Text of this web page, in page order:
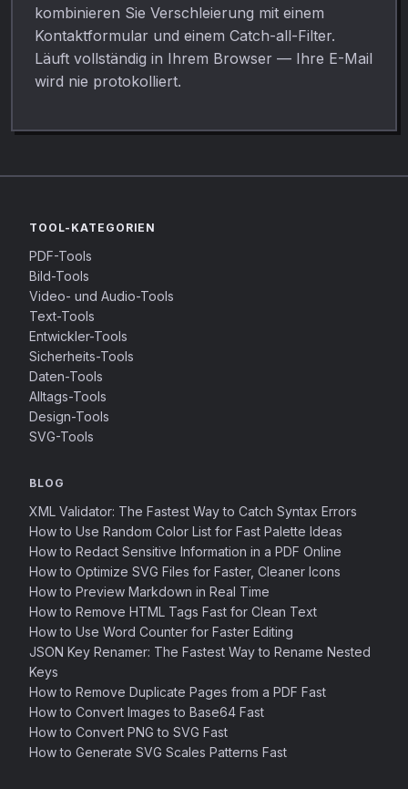
kombinieren Sie Verschleierung mit einem
Kontaktformular und einem Catch-all-Filter.
Läuft vollständig in Ihrem Browser — Ihre E-Mail
wird nie protokolliert.
TOOL-KATEGORIEN
PDF-Tools
Bild-Tools
Video- und Audio-Tools
Text-Tools
Entwickler-Tools
Sicherheits-Tools
Daten-Tools
Alltags-Tools
Design-Tools
SVG-Tools
BLOG
XML Validator: The Fastest Way to Catch Syntax Errors
How to Use Random Color List for Fast Palette Ideas
How to Redact Sensitive Information in a PDF Online
How to Optimize SVG Files for Faster, Cleaner Icons
How to Preview Markdown in Real Time
How to Remove HTML Tags Fast for Clean Text
How to Use Word Counter for Faster Editing
JSON Key Renamer: The Fastest Way to Rename Nested
Keys
How to Remove Duplicate Pages from a PDF Fast
How to Convert Images to Base64 Fast
How to Convert PNG to SVG Fast
How to Generate SVG Scales Patterns Fast